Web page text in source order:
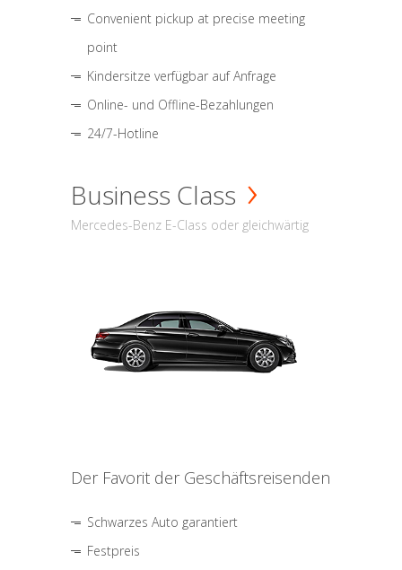
Convenient pickup at precise meeting
point
Kindersitze verfügbar auf Anfrage
Online- und Offline-Bezahlungen
24/7-Hotline
Business Class
Mercedes-Benz E-Class oder gleichwärtig
Der Favorit der Geschäftsreisenden
Schwarzes Auto garantiert
Festpreis